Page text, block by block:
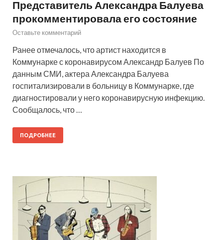
Представитель Александра Балуева
прокомментировала его состояние
Оставьте комментарий
Ранее отмечалось, что артист находится в
Коммунарке с коронавирусом Александр Балуев По
данным СМИ, актера Александра Балуева
госпитализировали в больницу в Коммунарке, где
диагностировали у него коронавирусную инфекцию.
Сообщалось, что …
ПОДРОБНЕЕ